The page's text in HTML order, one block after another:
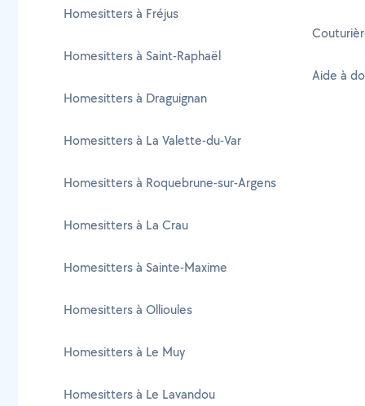
Homesitters à Fréjus
Homesitters à Saint-Raphaël
Homesitters à Draguignan
Homesitters à La Valette-du-Var
Homesitters à Roquebrune-sur-Argens
Homesitters à La Crau
Homesitters à Sainte-Maxime
Homesitters à Ollioules
Homesitters à Le Muy
Homesitters à Le Lavandou
Aide à